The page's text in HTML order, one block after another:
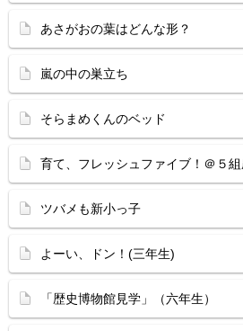
あさがおの葉はどんな形？
嵐の中の巣立ち
そらまめくんのベッド
育て、フレッシュファイブ！＠５組
ツバメも新小っ子
よーい、ドン！(三年生)
「歴史博物館見学」（六年生）